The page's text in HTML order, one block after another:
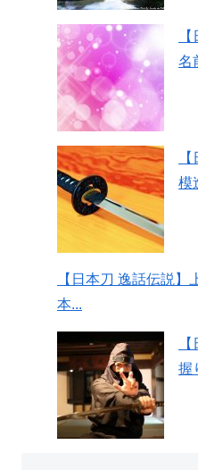
名
模
【日本刀 逸話伝説】
本...
握